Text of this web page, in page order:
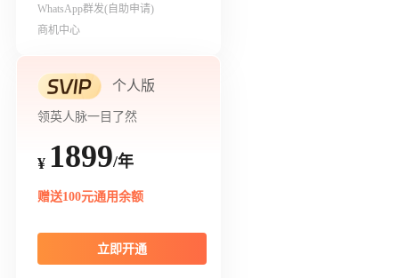
WhatsApp群发(自助申请)
商机中心
个人版
领英人脉一目了然
¥ 1899/年
赠送100元通用余额
立即开通